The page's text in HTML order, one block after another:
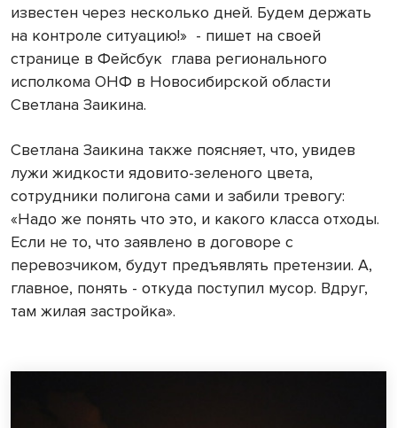
известен через несколько дней. Будем держать
на контроле ситуацию!» - пишет на своей
странице в Фейсбук глава регионального
исполкома ОНФ в Новосибирской области
Светлана Заикина.
Светлана Заикина также поясняет, что, увидев
лужи жидкости ядовито-зеленого цвета,
сотрудники полигона сами и забили тревогу:
«Надо же понять что это, и какого класса отходы.
Если не то, что заявлено в договоре с
перевозчиком, будут предъявлять претензии. А,
главное, понять - откуда поступил мусор. Вдруг,
там жилая застройка».